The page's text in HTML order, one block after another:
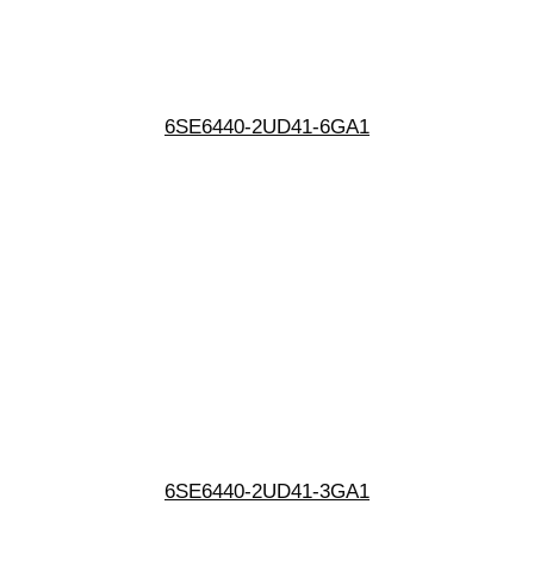
6SE6440-2UD41-6GA1
6SE6440-2UD41-3GA1